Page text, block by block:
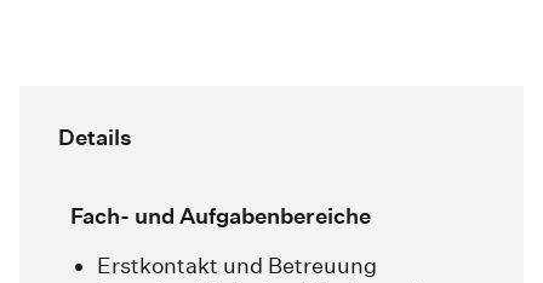
Details
Fach- und Aufgabenbereiche
Erstkontakt und Betreuung